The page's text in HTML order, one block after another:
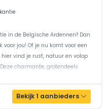
in de Belgische Ardennen? Dan
voor jou! Of je nu komt voor een
vind je rust, natuur en volop
charmante, grotendeels
Bekijk 1 aanbieders